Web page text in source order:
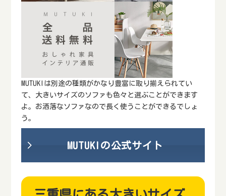
MUTUKIは別途の種類がかなり豊富に取り揃えられてい
て、大きいサイズのソファも色々と選ぶことができます
よ。お洒落なソファなので長く使うことができるでしょ
う。
MUTUKIの公式サイト